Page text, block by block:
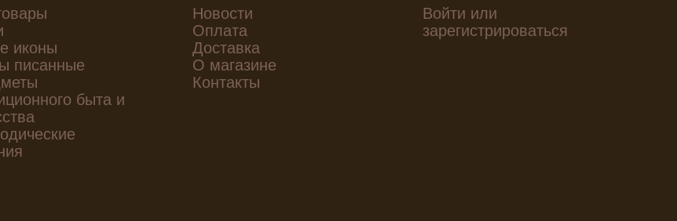
иконы
писанные
быта и
Новости
Оплата
Доставка
О магазине
Контакты
Войти или
зарегистрироваться